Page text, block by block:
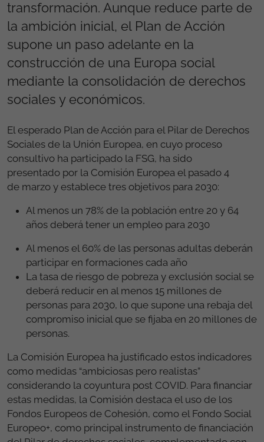
transformación. Aunque reduce parte de
la ambición inicial, el Plan de Acción
supone un paso adelante en la
construcción de una Europa social
mediante la consolidación de derechos
sociales y económicos.
El esperado Plan de Acción para el Pilar de Derechos
Sociales de la Unión Europea, en cuyo proceso
consultivo ha participado la FSG, ha sido
presentado por la Comisión Europea el pasado 4
de marzo y establece tres objetivos para 2030:
Al menos un 78% de la población entre 20 y 64
años deberá tener un empleo para 2030
Al menos el 60% de las personas adultas deberán
participar en formaciones cada año
La tasa de riesgo de pobreza y exclusión social se
deberá reducir en al menos 15 millones de
personas para 2030, lo que supone una rebaja del
compromiso inicial que se fijaba en 20 millones de
personas.
La Comisión Europea ha justificado estos indicadores
como medidas “ambiciosas pero realistas”
considerando la coyuntura post COVID. Para financiar
estas medidas, la Comisión destaca el uso de los
Fondos Europeos de Cohesión, como el Fondo Social
Europeo+, como principal instrumento de financiación